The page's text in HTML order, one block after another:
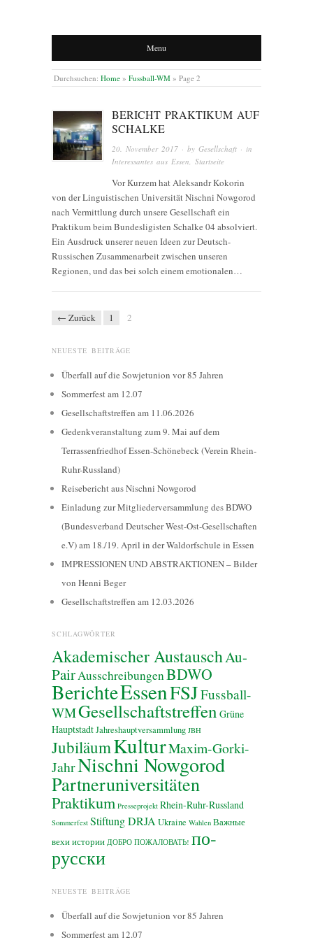
Menu
Durchsuchen: Home » Fussball-WM » Page 2
BERICHT PRAKTIKUM AUF
SCHALKE
20. November 2017 · byGesellschaft · in
Interessantes aus Essen ,Startseite
Vor Kurzem hat Aleksandr Kokorin
von der Linguistischen Universität Nischni Nowgorod
nach Vermittlung durch unsere Gesellschaft ein
Praktikum beim Bundesligisten Schalke 04 absolviert.
Ein Ausdruck unserer neuen Ideen zur Deutsch-
Russischen Zusammenarbeit zwischen unseren
Regionen, und das bei solch einem emotionalen…
← Zurück 1 2
NEUESTE BEITRÄGE
Überfall auf die Sowjetunion vor 85 Jahren
Sommerfest am 12.07
Gesellschaftstreffen am 11.06.2026
Gedenkveranstaltung zum 9. Mai auf dem
Terrassenfriedhof Essen-Schönebeck (Verein Rhein-
Ruhr-Russland)
Reisebericht aus Nischni Nowgorod
Einladung zur Mitgliederversammlung des BDWO
(Bundesverband Deutscher West-Ost-Gesellschaften
e.V) am 18./19. April in der Waldorfschule in Essen
IMPRESSIONEN UND ABSTRAKTIONEN – Bilder
von Henni Beger
Gesellschaftstreffen am 12.03.2026
SCHLAGWÖRTER
Akademischer AustauschAu-
PairAusschreibungenBDWO
BerichteEssenFSJFussball-
WMGesellschaftstreffen Grüne
HauptstadtJahreshauptversammlung JBH
JubiläumKulturMaxim-Gorki-
JahrNischni Nowgorod
Partneruniversitäten
Praktikum Presseprojekt Rhein-Ruhr-Russland
Sommerfest Stiftung DRJA Ukraine Wahlen Важные
вехи истории ДОБРО ПОЖАЛОВАТЬ! по-
русски
NEUESTE BEITRÄGE
Überfall auf die Sowjetunion vor 85 Jahren
Sommerfest am 12.07